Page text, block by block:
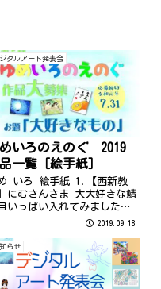
タルアート発表会
いろのえのぐ 2019
一覧［絵手紙］
いろ 絵手紙 1.【西新教
にむさんさま 大大好きな鯖
いっぱい入れてみました！
が今一歩で残念です。次回
R.S.さま 大好きな韓国料理
戦してみました！！辛さが
わるとよいのですが(笑) ...
2019.09.18
らせ